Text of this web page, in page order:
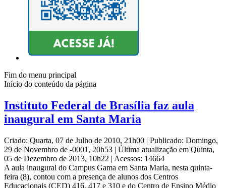
Fim do menu principal
Início do conteúdo da página
Instituto Federal de Brasília faz aula
inaugural em Santa Maria
Criado: Quarta, 07 de Julho de 2010, 21h00 | Publicado: Domingo,
29 de Novembro de -0001, 20h53 | Última atualização em Quinta,
05 de Dezembro de 2013, 10h22 | Acessos: 14664
A aula inaugural do Campus Gama em Santa Maria, nesta quinta-
feira (8), contou com a presença de alunos dos Centros
Educacionais (CED) 416, 417 e 310 e do Centro de Ensino Médio